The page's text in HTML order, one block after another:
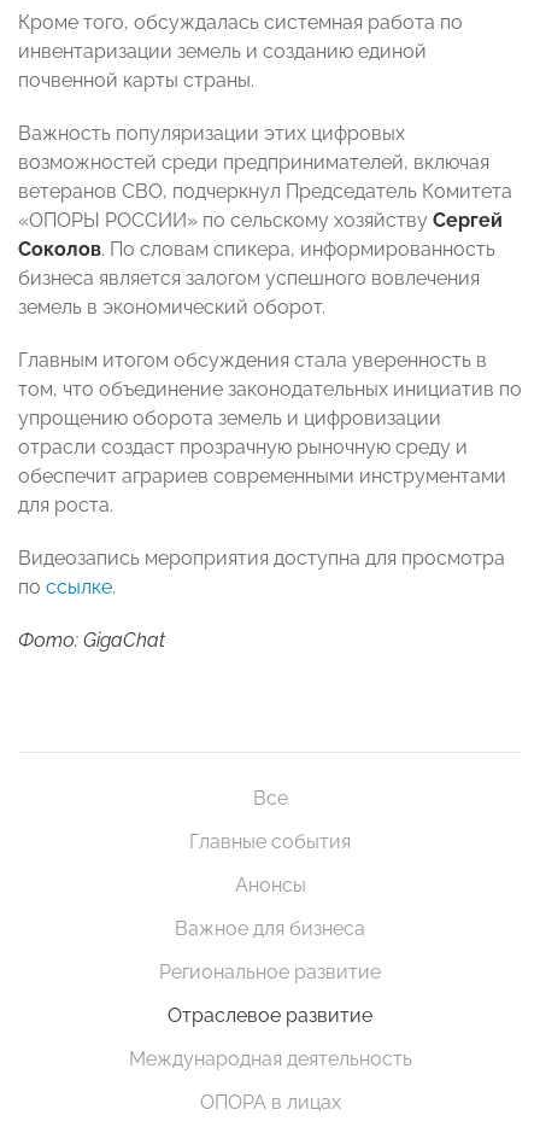
Кроме того, обсуждалась системная работа по
инвентаризации земель и созданию единой
почвенной карты страны.
Важность популяризации этих цифровых
возможностей среди предпринимателей, включая
ветеранов СВО, подчеркнул Председатель Комитета
«ОПОРЫ РОССИИ» по сельскому хозяйству Сергей
Соколов. По словам спикера, информированность
бизнеса является залогом успешного вовлечения
земель в экономический оборот.
Главным итогом обсуждения стала уверенность в
том, что объединение законодательных инициатив по
упрощению оборота земель и цифровизации
отрасли создаст прозрачную рыночную среду и
обеспечит аграриев современными инструментами
для роста.
Видеозапись мероприятия доступна для просмотра
по ссылке.
Фото: GigaChat
Все
Главные события
Анонсы
Важное для бизнеса
Региональное развитие
Отраслевое развитие
Международная деятельность
ОПОРА в лицах